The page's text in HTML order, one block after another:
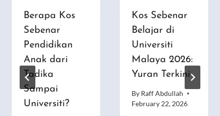
Berapa Kos
Sebenar
Pendidikan
Anak dari
Tadika
Sampai
Universiti?
Kos Sebenar
Belajar di
Universiti
Malaya 2026:
Yuran Terkini
By Raff Abdullah
February 22, 2026